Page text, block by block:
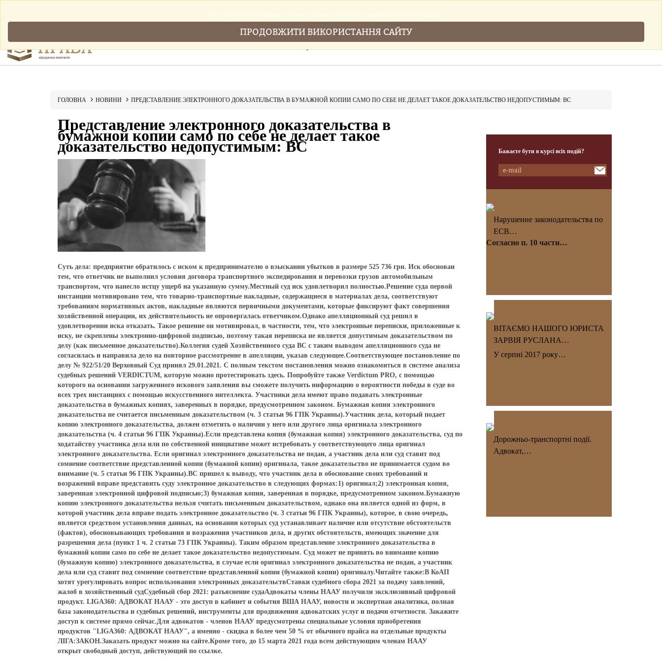
Головна Послуги Новини Cтатті Клієнти Наша Команда Контакти
ГОЛОВНА НОВИНИ ПРЕДСТАВЛЕНИЕ ЭЛЕКТРОННОГО ДОКАЗАТЕЛЬСТВА В БУМАЖНОЙ КОПИИ САМО ПО СЕБЕ НЕ ДЕЛАЕТ ТАКОЕ ДОКАЗАТЕЛЬСТВО НЕДОПУСТИМЫМ: ВС
Представление электронного доказательства в
бумажной копии само по себе не делает такое
доказательство недопустимым: ВС
Суть дела: предприятие обратилось с иском к предпринимателю о взыскании убытков в размере 525 736 грн. Иск обоснован
тем, что ответчик не выполнил условия договора транспортного экспедирования и перевозки грузов автомобильным
транспортом, что нанесло истцу ущерб на указанную сумму.Местный суд иск удовлетворил полностью.Решение суда первой
инстанции мотивировано тем, что товарно-транспортные накладные, содержащиеся в материалах дела, соответствуют
требованиям нормативных актов, накладные являются первичными документами, которые фиксируют факт совершения
хозяйственной операции, их действительность не опровергалась ответчиком.Однако апелляционный суд решил в
удовлетворении иска отказать. Такое решение он мотивировал, в частности, тем, что электронные переписки, приложенные к
иску, не скреплены электронно-цифровой подписью, поэтому такая переписка не является допустимым доказательством по
делу (как письменное доказательство).Коллегия судей Хозяйственного суда ВС с таким выводом апелляционного суда не
согласилась и направила дело на повторное рассмотрение в апелляции, указав следующее.Соответствующее постановление по
делу № 922/51/20 Верховный Суд принял 29.01.2021. С полным текстом постановления можно ознакомиться в системе анализа
судебных решений VERDICTUM, которую можно протестировать здесь. Попробуйте также Verdictum PRO, с помощью
которого на основании загруженного искового заявления вы сможете получить информацию о вероятности победы в суде во
всех трех инстанциях с помощью искусственного интеллекта. Участники дела имеют право подавать электронные
доказательства в бумажных копиях, заверенных в порядке, предусмотренном законом. Бумажная копия электронного
доказательства не считается письменным доказательством (ч. 3 статьи 96 ГПК Украины).Участник дела, который подает
копию электронного доказательства, должен отметить о наличии у него или другого лица оригинала электронного
доказательства (ч. 4 статьи 96 ГПК Украины).Если представлена копия (бумажная копия) электронного доказательства, суд по
ходатайству участника дела или по собственной инициативе может истребовать у соответствующего лица оригинал
электронного доказательства. Если оригинал электронного доказательства не подан, а участник дела или суд ставит под
сомнение соответствие представленной копии (бумажной копии) оригинала, такое доказательство не принимается судом во
внимание (ч. 5 статьи 96 ГПК Украины).ВС пришел к выводу, что участник дела в обоснование своих требований и
возражений вправе представить суду электронное доказательство в следующих формах:1) оригинал;2) электронная копия,
заверенная электронной цифровой подписью;3) бумажная копия, заверенная в порядке, предусмотренном законом.Бумажную
копию электронного доказательства нельзя считать письменным доказательством, однако она является одной из форм, в
которой участник дела вправе подать электронное доказательство (ч. 3 статьи 96 ГПК Украины), которое, в свою очередь,
является средством установления данных, на основании которых суд устанавливает наличие или отсутствие обстоятельств
(фактов), обосновывающих требования и возражения участников дела, и других обстоятельств, имеющих значение для
разрешения дела (пункт 1 ч. 2 статьи 73 ГПК Украины). Таким образом представление электронного доказательства в
бумажной копии само по себе не делает такое доказательство недопустимым. Суд может не принять во внимание копию
(бумажную копию) электронного доказательства, в случае если оригинал электронного доказательства не подан, а участник
дела или суд ставит под сомнение соответствие представленной копии (бумажной копии) оригиналу.Читайте также:В КоАП
хотят урегулировать вопрос использования электронных доказательствСтавки судебного сбора 2021 за подачу заявлений,
жалоб в хозяйственный судСудебный сбор 2021: разъяснение судаАдвокаты члены НААУ получили эксклюзивный цифровой
продукт. LIGA360: АДВОКАТ НААУ - это доступ в кабинет и события ВША НААУ, новости и экспертная аналитика, полная
база законодательства и судебных решений, инструменты для продвижения адвокатских услуг и подачи отчетности. Закажите
доступ к системе прямо сейчас.Для адвокатов - членов НААУ предусмотрены специальные условия приобретения
продуктов "LIGA360: АДВОКАТ НААУ", а именно - скидка в более чем 50 % от обычного прайса на отдельные продукты
ЛІГА:ЗАКОН.Заказать продукт можно на сайте.Кроме того, до 15 марта 2021 года всем действующим членам НААУ
открыт свободный доступ, действующий по ссылке.
Бажаєте бути в курсі всіх подій?
Нарушение законодательства по
ЕСВ…
Согласно п. 10 части…
ВІТАЄМО НАШОГО ЮРИСТА
ЗАРВІЯ РУСЛАНА…
У серпні 2017 року…
Дорожньо-транспортні події.
Адвокат,…
Ми збираемо та використовуемо файли cookies щоб зробити наш сайт краще.
ПРОДОВЖИТИ ВИКОРИСТАННЯ САЙТУ